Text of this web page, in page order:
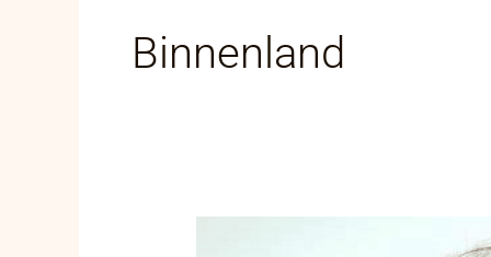
Binnenland